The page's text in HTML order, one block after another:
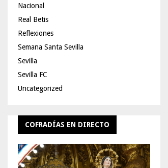
Nacional
Real Betis
Reflexiones
Semana Santa Sevilla
Sevilla
Sevilla FC
Uncategorized
COFRADÍAS EN DIRECTO